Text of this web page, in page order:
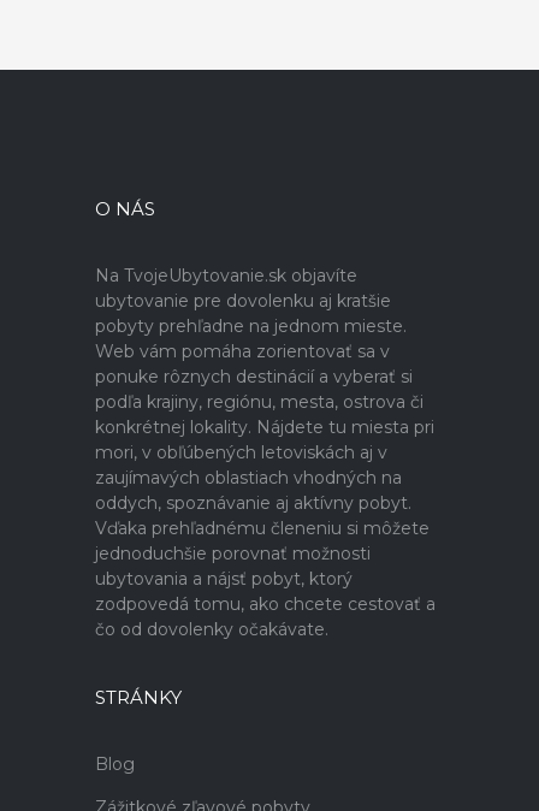
O NÁS
Na TvojeUbytovanie.sk objavíte
ubytovanie pre dovolenku aj kratšie
pobyty prehľadne na jednom mieste.
Web vám pomáha zorientovať sa v
ponuke rôznych destinácií a vyberať si
podľa krajiny, regiónu, mesta, ostrova či
konkrétnej lokality. Nájdete tu miesta pri
mori, v obľúbených letoviskách aj v
zaujímavých oblastiach vhodných na
oddych, spoznávanie aj aktívny pobyt.
Vďaka prehľadnému členeniu si môžete
jednoduchšie porovnať možnosti
ubytovania a nájsť pobyt, ktorý
zodpovedá tomu, ako chcete cestovať a
čo od dovolenky očakávate.
STRÁNKY
Blog